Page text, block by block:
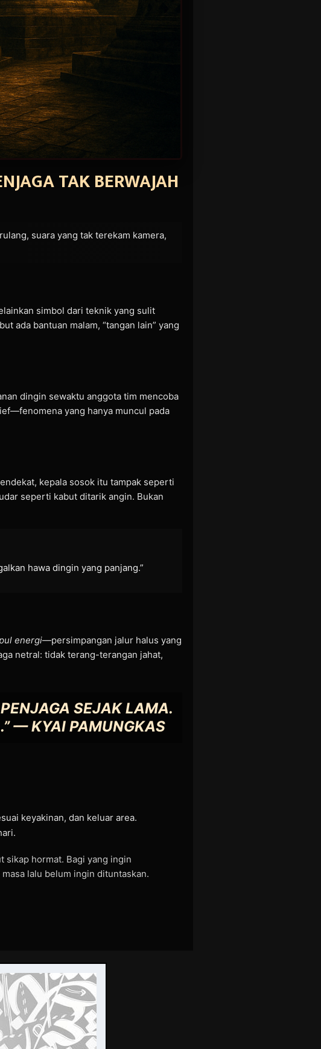
TAK BERWAJAH
suara yang tak terekam kamera,
simbol dari teknik yang sulit
ada bantuan malam, “tangan lain” yang
dingin sewaktu anggota tim mencoba
yang hanya muncul pada
kepala sosok itu tampak seperti
seperti kabut ditarik angin. Bukan
hawa dingin yang panjang.”
energi—persimpangan jalur halus yang
netral: tidak terang-terangan jahat,
SEJAK LAMA.
—KYAI PAMUNGKAS
keyakinan, dan keluar area.
sikap hormat. Bagi yang ingin
lalu belum ingin dituntaskan.